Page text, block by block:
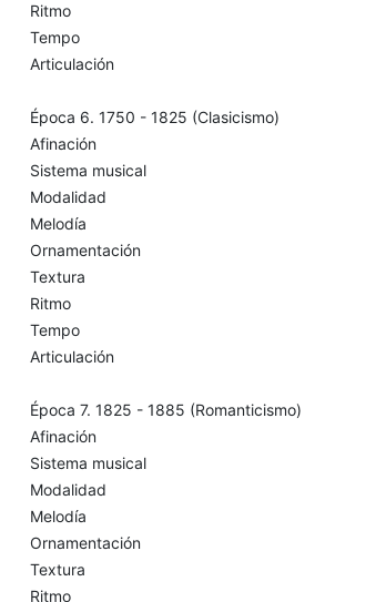
Ritmo
Tempo
Articulación
Época 6. 1750 - 1825 (Clasicismo)
Afinación
Sistema musical
Modalidad
Melodía
Ornamentación
Textura
Ritmo
Tempo
Articulación
Época 7. 1825 - 1885 (Romanticismo)
Afinación
Sistema musical
Modalidad
Melodía
Ornamentación
Textura
Ritmo